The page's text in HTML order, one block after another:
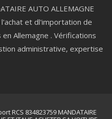
AUTO ALLEMAGNE
et dl'importation de
Allemagne . Vérifications
administrative, expertise
RCS 834823759 MANDATAIRE